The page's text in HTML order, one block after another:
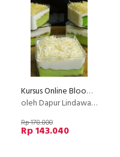
Kursus Online Blooming Pandan Cheezy Deesert Box Dapur Lindawaty PU
oleh Dapur Lindawaty
Rp 178.800
Rp 143.040